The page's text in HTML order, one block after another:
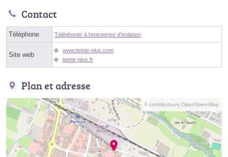
Contact
Téléphone Téléphoner à l'entreprise d'isolation
Site web
www.teinte-plus.com
teinte-plus.fr
Plan et adresse
© contributeurs OpenStreetMap